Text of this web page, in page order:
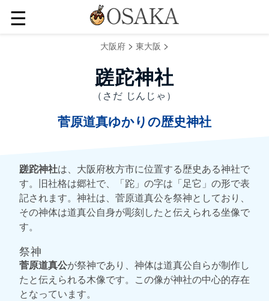
☰
大阪府 > 東大阪 >
蹉跎神社
（さだ じんじゃ）
菅原道真ゆかりの歴史神社
蹉跎神社は、大阪府枚方市に位置する歴史ある神社で
す。旧社格は郷社で、「跎」の字は「足它」の形で表
記されます。神社は、菅原道真公を祭神としており、
その神体は道真公自身が彫刻したと伝えられる坐像で
す。
祭神
菅原道真公が祭神であり、神体は道真公自らが制作し
たと伝えられる木像です。この像が神社の中心的存在
となっています。